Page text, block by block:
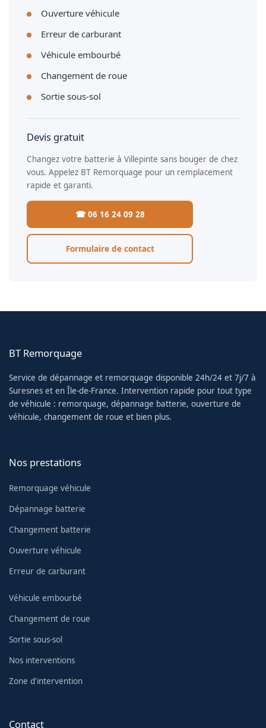
Ouverture véhicule
Erreur de carburant
Véhicule embourbé
Changement de roue
Sortie sous-sol
Devis gratuit
Changez votre batterie à Villepinte sans bouger de chez
vous. Appelez BT Remorquage pour un remplacement
rapide et garanti.
☎ 06 16 24 09 28
Formulaire de contact
BT Remorquage
Service de dépannage et remorquage disponible 24h/24 et 7j/7 à
Suresnes et en Île-de-France. Intervention rapide pour tout type
de véhicule : remorquage, dépannage batterie, ouverture de
véhicule, changement de roue et bien plus.
Nos prestations
Remorquage véhicule
Dépannage batterie
Changement batterie
Ouverture véhicule
Erreur de carburant
Véhicule embourbé
Changement de roue
Sortie sous-sol
Nos interventions
Zone d'intervention
Contact